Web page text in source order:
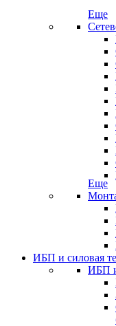
Еще
Еще
ИБП и силовая
ИБП